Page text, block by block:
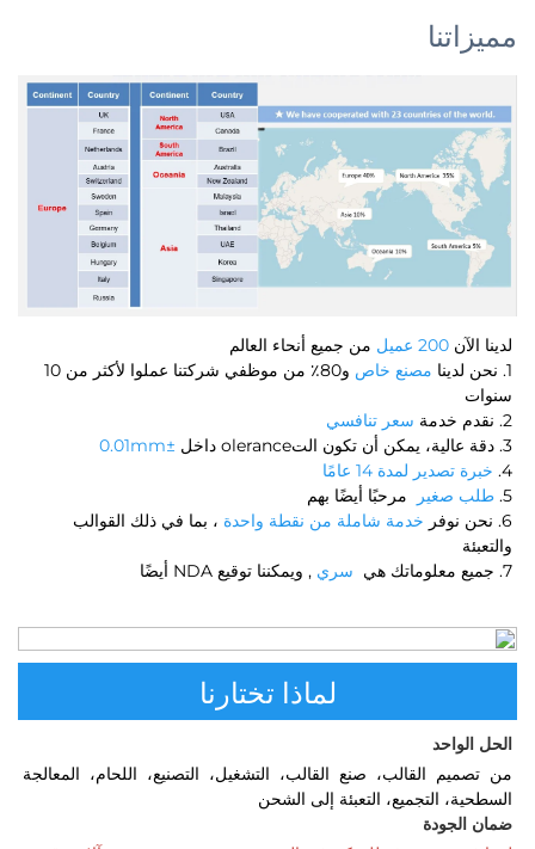
مميزاتنا
لدينا الآن 200 عميل
من جميع أنحاء العالم
مصنع خاص
و80٪ من موظفي شركتنا عملوا لأكثر من 10
سنوات
سعر تنافسي
±0.01mm
خبرة تصدير لمدة 14 عامًا
طلب صغير مرحبًا أيضًا بهم
خدمة شاملة من نقطة واحدة
، بما في ذلك القوالب
والتعبئة
سري , ويمكننا توقيع NDA أيضًا
لماذا تختارنا
الحل الواحد
من تصميم القالب، صنع القالب، التشغيل، التصنيع، اللحام، المعالجة
السطحية، التجميع، التعبئة إلى الشحن
ضمان الجودة